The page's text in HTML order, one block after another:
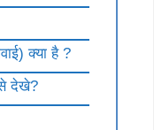
क्या है ?
देखे?